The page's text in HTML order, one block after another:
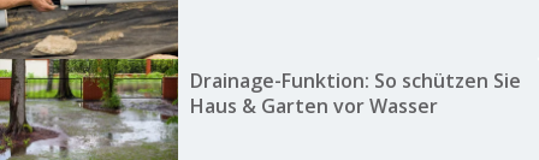
Drainage-Funktion: So schützen Sie
Haus & Garten vor Wasser